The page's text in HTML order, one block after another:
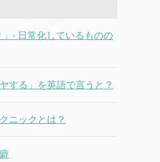
」- 日常化しているものの
する」を英語で言うと？
ニックとは？